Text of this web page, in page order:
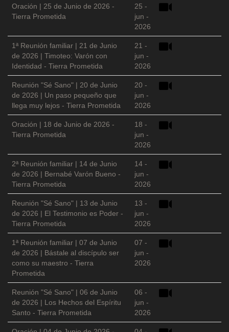
Oración | 25 de Junio de 2026 -
Tierra Prometida
25 -
jun -
2026
1ª Reunión familiar | 21 de Junio
de 2026 | Timoteo: Varón con
Identidad - Tierra Prometida
21 -
jun -
2026
Reunión "Sé Sano" | 20 de Junio
de 2026 | Un paso pequeño que
llega muy lejos - Tierra Prometida
20 -
jun -
2026
Oración | 18 de Junio de 2026 -
Tierra Prometida
18 -
jun -
2026
2ª Reunión familiar | 14 de Junio
de 2026 | Bernabé Varón Bueno -
Tierra Prometida
14 -
jun -
2026
Reunión "Sé Sano" | 13 de Junio
de 2026 | El Testimonio es Poder -
Tierra Prometida
13 -
jun -
2026
1ª Reunión familiar | 07 de Junio
de 2026 | Bástale al discípulo ser
como su maestro - Tierra
Prometida
07 -
jun -
2026
Reunión "Sé Sano" | 06 de Junio
de 2026 | Los Hechos del Espíritu
Santo - Tierra Prometida
06 -
jun -
2026